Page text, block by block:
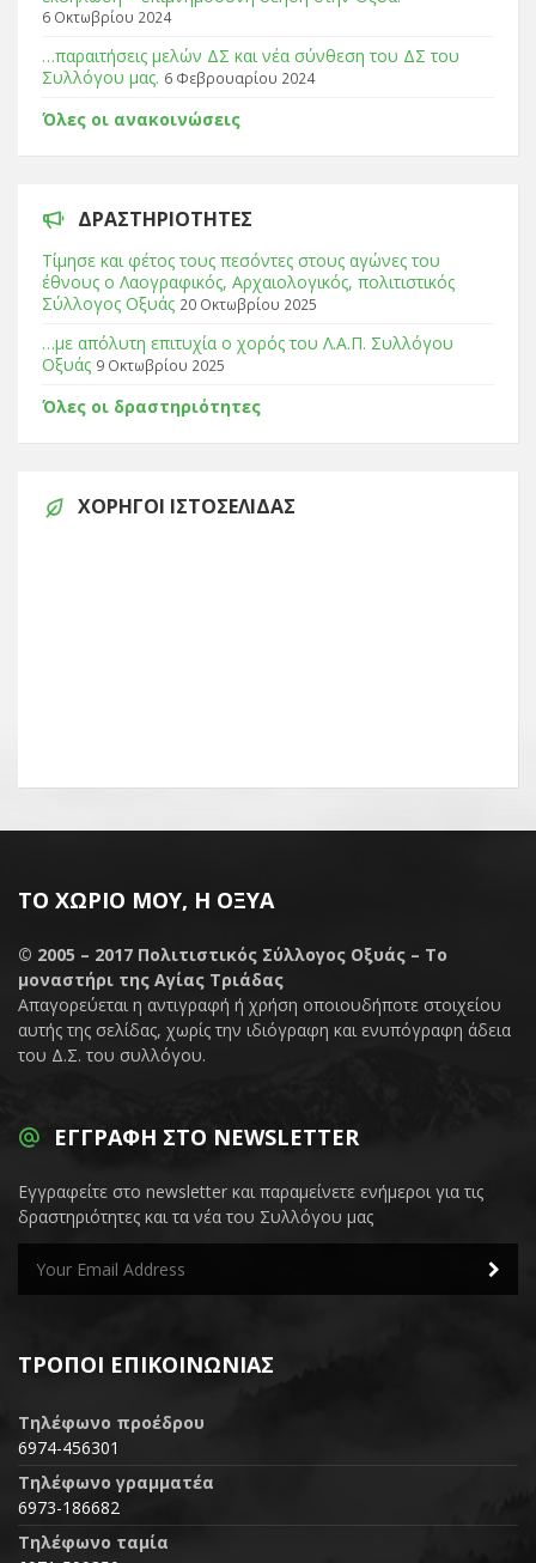
6 Οκτωβρίου 2024
…παραιτήσεις μελών ΔΣ και νέα σύνθεση του ΔΣ του
Συλλόγου μας. 6 Φεβρουαρίου 2024
Όλες οι ανακοινώσεις
ΔΡΑΣΤΗΡΙΌΤΗΤΕΣ
Τίμησε και φέτος τους πεσόντες στους αγώνες του
έθνους ο Λαογραφικός, Αρχαιολογικός, πολιτιστικός
Σύλλογος Οξυάς 20 Οκτωβρίου 2025
…με απόλυτη επιτυχία ο χορός του Λ.Α.Π. Συλλόγου
Οξυάς 9 Οκτωβρίου 2025
Όλες οι δραστηριότητες
ΧΟΡΗΓΟΊ ΙΣΤΟΣΕΛΊΔΑΣ
ΤΟ ΧΩΡΙΌ ΜΟΥ, Η ΟΞΥΆ
© 2005 – 2017 Πολιτιστικός Σύλλογος Οξυάς – Το
μοναστήρι της Αγίας Τριάδας
Απαγορεύεται η αντιγραφή ή χρήση οποιουδήποτε στοιχείου
αυτής της σελίδας, χωρίς την ιδιόγραφη και ενυπόγραφη άδεια
του Δ.Σ. του συλλόγου.
ΕΓΓΡΑΦΉ ΣΤΟ NEWSLETTER
Εγγραφείτε στο newsletter και παραμείνετε ενήμεροι για τις
δραστηριότητες και τα νέα του Συλλόγου μας
ΤΡΌΠΟΙ ΕΠΙΚΟΙΝΩΝΊΑΣ
Τηλέφωνο προέδρου
6974-456301
Τηλέφωνο γραμματέα
6973-186682
Τηλέφωνο ταμία